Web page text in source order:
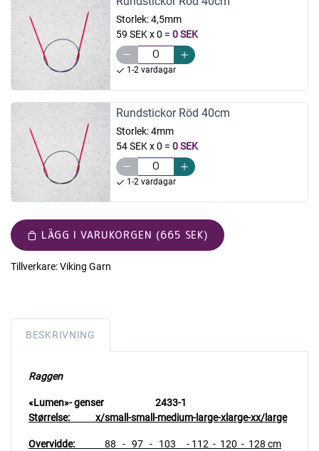
Storlek:4,5mm
59 SEK x 0 = 0 SEK
1-2 vardagar
Rundstickor Röd 40cm
Storlek:4mm
54 SEK x 0 = 0 SEK
1-2 vardagar
LÄGG I VARUKORGEN (665 SEK)
Tillverkare:Viking Garn
BESKRIVNING
Raggen
«Lumen»- genser 2433-1
Størrelse: x/small-small-medium-large-xlarge-xx/large
Overvidde: 88 - 97 - 103 - 112 - 120 - 128 cm